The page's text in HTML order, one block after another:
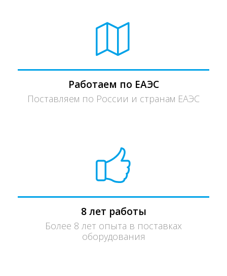
Работаем по ЕАЭС
Поставляем по России и странам ЕАЭС
8 лет работы
Более 8 лет опыта в поставках
оборудования